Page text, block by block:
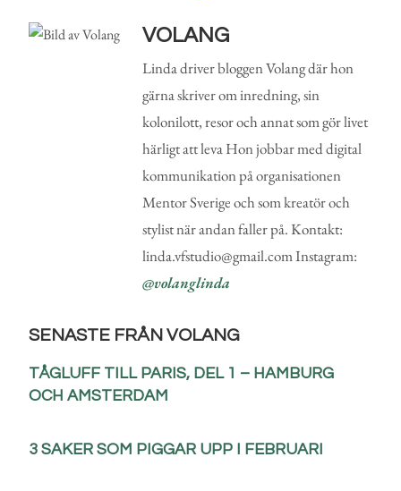
VOLANG
Linda driver bloggen Volang där hon
gärna skriver om inredning, sin
kolonilott, resor och annat som gör livet
härligt att leva Hon jobbar med digital
kommunikation på organisationen
Mentor Sverige och som kreatör och
stylist när andan faller på. Kontakt:
linda.vfstudio@gmail.com Instagram:
@volanglinda
SENASTE FRÅN VOLANG
TÅGLUFF TILL PARIS, DEL 1 – HAMBURG
OCH AMSTERDAM
3 SAKER SOM PIGGAR UPP I FEBRUARI